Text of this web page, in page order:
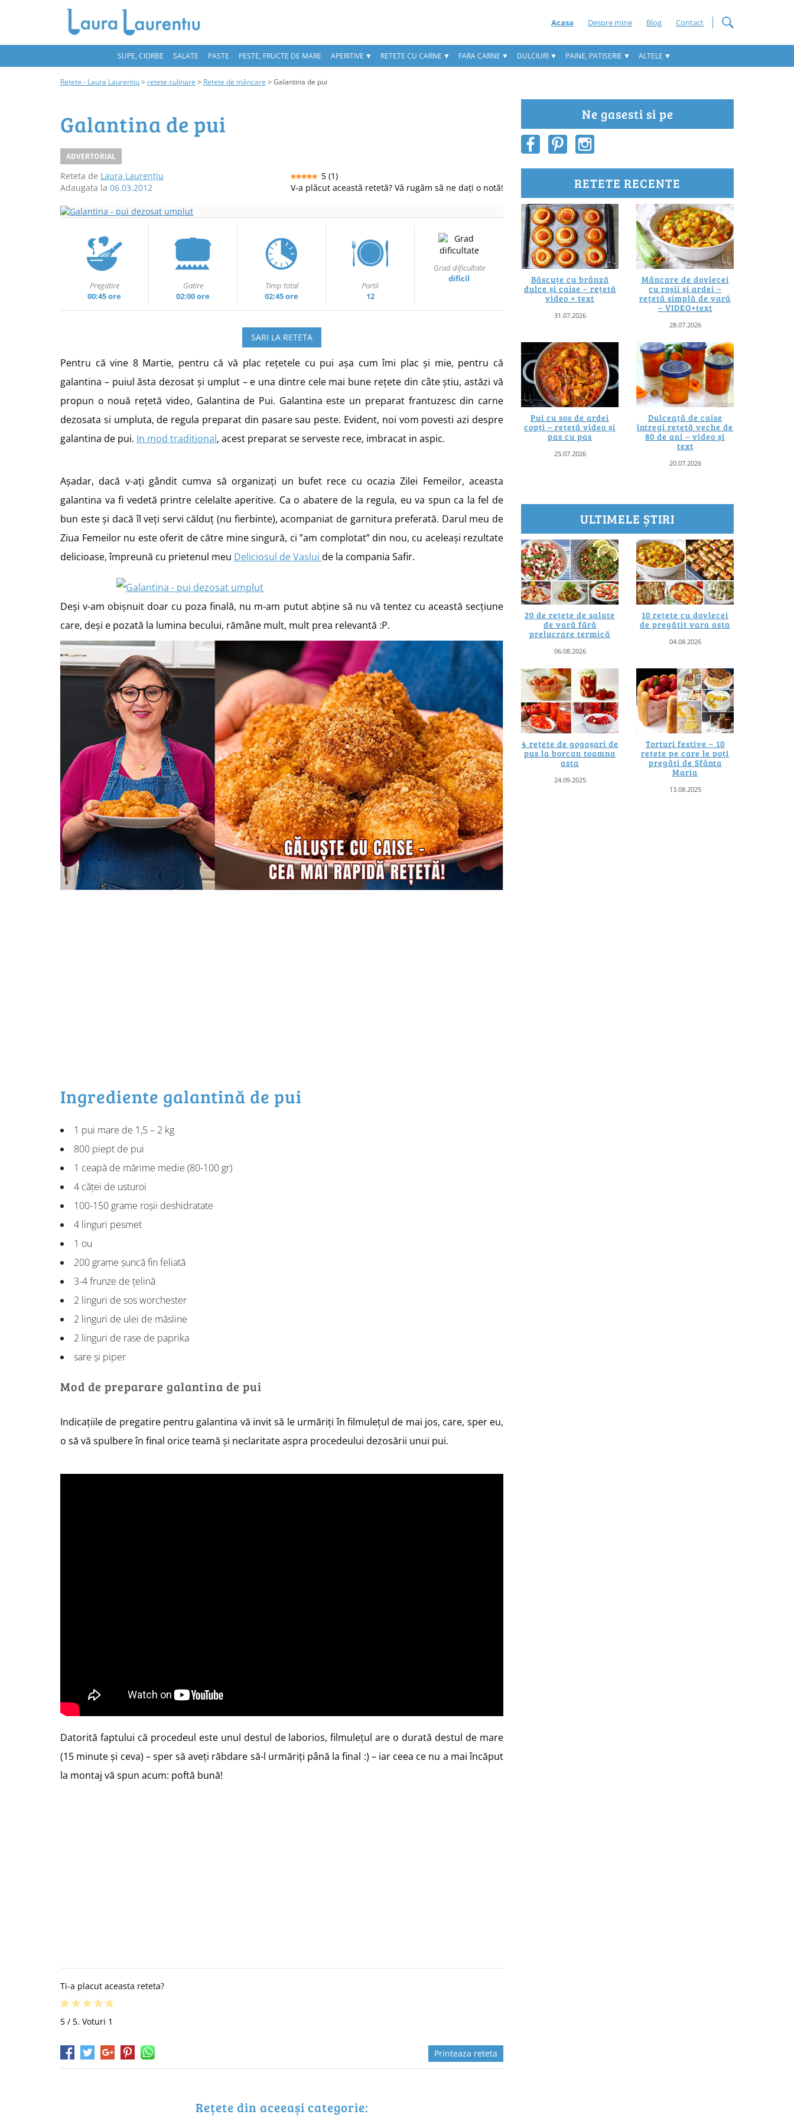
Acasa Despre mine Blog Contact
SUPE, CIORBE SALATE PASTE PESTE, FRUCTE DE MARE APERITIVE RETETE CU CARNE FARA CARNE DULCIURI PAINE, PATISERIE ALTELE
Rețete - Laura Laurențiu> retete culinare > Rețete de mâncare > Galantina de pui
Galantina de pui
ADVERTORIAL
Reteta de Laura Laurențiu
Adaugata la 06.03.2012
5 (1)
V-a plăcut această retetă? Vă rugăm să ne dați o notă!
Pregatire
00:45 ore
Gatire
02:00 ore
Timp total
02:45 ore
Portii
12
Grad dificultate
dificil
SARI LA RETETA
Pentru că vine 8 Martie, pentru că vă plac rețetele cu pui așa cum îmi plac și mie, pentru că
galantina – puiul ăsta dezosat și umplut – e una dintre cele mai bune rețete din câte știu, astăzi vă
propun o nouă rețetă video, Galantina de Pui. Galantina este un preparat frantuzesc din carne
dezosata si umpluta, de regula preparat din pasare sau peste. Evident, noi vom povesti azi despre
galantina de pui. In mod traditional, acest preparat se serveste rece, imbracat in aspic.
Așadar, dacă v-ați gândit cumva să organizați un bufet rece cu ocazia Zilei Femeilor, aceasta
galantina va fi vedetă printre celelalte aperitive. Ca o abatere de la regula, eu va spun ca la fel de
bun este și dacă îl veți servi călduț (nu fierbinte), acompaniat de garnitura preferată. Darul meu de
Ziua Femeilor nu este oferit de către mine singură, ci ”am complotat” din nou, cu aceleași rezultate
delicioase, împreună cu prietenul meu Deliciosul de Vaslui de la compania Safir.
Deși v-am obișnuit doar cu poza finală, nu m-am putut abține să nu vă tentez cu această secțiune
care, deși e pozată la lumina becului, rămâne mult, mult prea relevantă :P.
Ingrediente galantină de pui
1 pui mare de 1,5 – 2 kg
800 piept de pui
1 ceapă de mărime medie (80-100 gr)
4 căței de usturoi
100-150 grame roșii deshidratate
4 linguri pesmet
1 ou
200 grame șuncă fin feliată
3-4 frunze de țelină
2 linguri de sos worchester
2 linguri de ulei de măsline
2 linguri de rase de paprika
sare și piper
Mod de preparare galantina de pui
Indicațiile de pregatire pentru galantina vă invit să le urmăriți în filmulețul de mai jos, care, sper eu,
o să vă spulbere în final orice teamă și neclaritate aspra procedeului dezosării unui pui.
Datorită faptului că procedeul este unul destul de laborios, filmulețul are o durată destul de mare
(15 minute și ceva) – sper să aveți răbdare să-l urmăriți până la final :) – iar ceea ce nu a mai încăput
la montaj vă spun acum: poftă bună!
Ti-a placut aceasta reteta?
5 / 5. Voturi 1
Printeaza reteta
Rețete din aceeași categorie:
Ne gasesti si pe
RETETE RECENTE
Băscuțe cu brânză
dulce și caise – rețetă
video + text
31.07.2026
Mâncare de dovlecei
cu roșii și ardei –
rețetă simplă de vară
– VIDEO+text
28.07.2026
Pui cu sos de ardei
copți – rețetă video și
pas cu pas
25.07.2026
Dulceață de caise
întregi rețetă veche de
80 de ani – video și
text
20.07.2026
ULTIMELE ȘTIRI
20 de rețete de salate
de vară fără
prelucrare termică
06.08.2026
10 rețete cu dovlecei
de pregătit vara asta
04.08.2026
4 rețete de gogoșari de
pus la borcan toamna
asta
24.09.2025
Torturi festive – 10
rețete pe care le poți
pregăti de Sfânta
Maria
13.08.2025